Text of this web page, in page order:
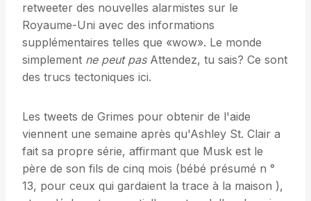
retweeter des nouvelles alarmistes sur le
Royaume-Uni avec des informations
supplémentaires telles que «wow». Le monde
simplement ne peut pasAttendez, tu sais? Ce sont
des trucs tectoniques ici.
Les tweets de Grimes pour obtenir de l'aide
viennent une semaine après qu'Ashley St. Clair a
fait sa propre série, affirmant que Musk est le
père de son fils de cinq mois (bébé présumé n °
13, pour ceux qui gardaient la trace à la maison ),